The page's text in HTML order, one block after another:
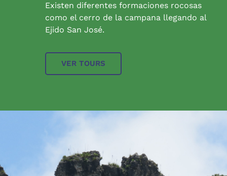
Existen diferentes formaciones rocosas
como el cerro de la campana llegando al
Ejido San José.
VER TOURS